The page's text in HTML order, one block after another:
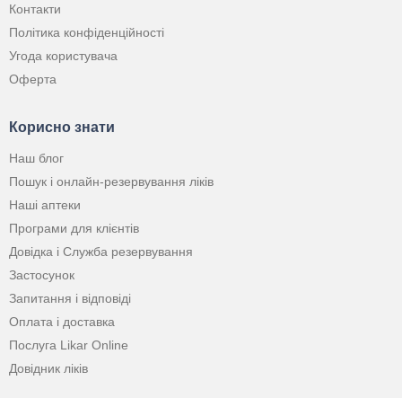
Контакти
Політика конфіденційності
Угода користувача
Оферта
Корисно знати
Наш блог
Пошук і онлайн-резервування ліків
Наші аптеки
Програми для клієнтів
Довідка і Служба резервування
Застосунок
Запитання і відповіді
Оплата і доставка
Послуга Likar Online
Довідник ліків